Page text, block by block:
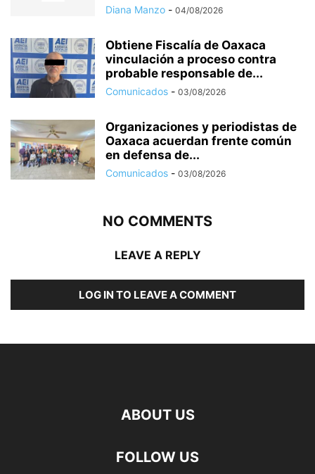
Diana Manzo - 04/08/2026
Obtiene Fiscalía de Oaxaca
vinculación a proceso contra
probable responsable de...
Comunicados - 03/08/2026
Organizaciones y periodistas de
Oaxaca acuerdan frente común
en defensa de...
Comunicados - 03/08/2026
NO COMMENTS
LEAVE A REPLY
LOG IN TO LEAVE A COMMENT
ABOUT US
FOLLOW US